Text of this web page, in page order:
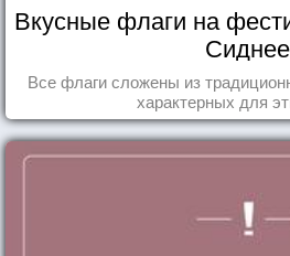
Вкусные флаги на
Сиднее
Все флаги сложены из
характерных для